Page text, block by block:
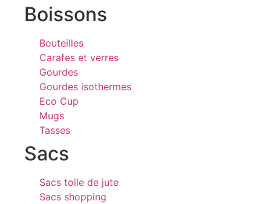
Boissons
Bouteilles
Carafes et verres
Gourdes
Gourdes isothermes
Eco Cup
Mugs
Tasses
Sacs
Sacs toile de jute
Sacs shopping